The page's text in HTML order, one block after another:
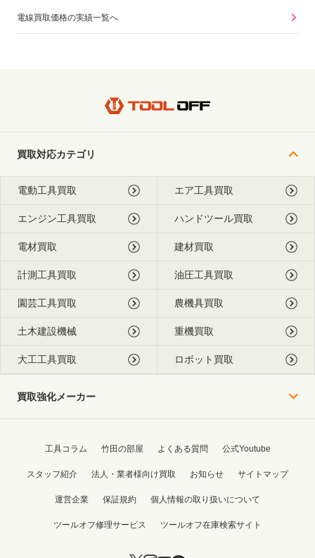
電線買取価格の実績一覧へ
買取対応カテゴリ
電動工具買取 エア工具買取
エンジン工具買取 ハンドツール買取
電材買取 建材買取
計測工具買取 油圧工具買取
園芸工具買取 農機具買取
土木建設機械 重機買取
大工工具買取 ロボット買取
買取強化メーカー
工具コラム 竹田の部屋 よくある質問 公式Youtube
スタッフ紹介 法人・業者様向け買取 お知らせ サイトマップ
運営企業 保証規約 個人情報の取り扱いについて
ツールオフ修理サービス ツールオフ在庫検索サイト